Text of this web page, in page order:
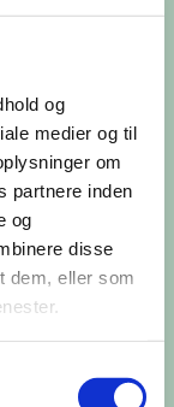
og
medier og til
om
partnere inden
og
disse
dem, eller som
og
kunsten
at
i
uenighed
konflikt –
19.
Den svære kunst